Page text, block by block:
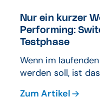
Nur ein kurzer
Performing:
Testphase
Wenn im
werden soll, ist
Zum Artikel